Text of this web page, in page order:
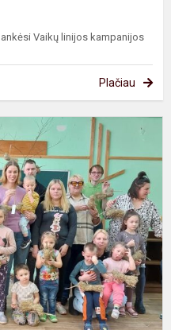
Vaikų linijos kampanijos
Plačiau